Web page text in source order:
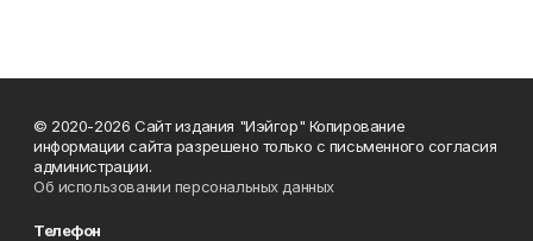
© 2020-2026 Сайт издания "Иэйгор" Копирование
информации сайта разрешено только с письменного согласия
администрации.
Об использовании персональных данных
Телефон